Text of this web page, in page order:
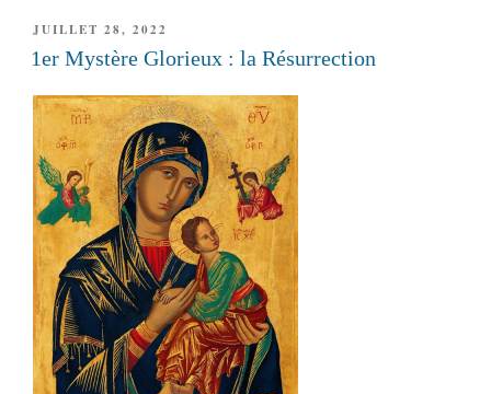
PUBLIÉ
LE
JUILLET 28, 2022
1er Mystère Glorieux : la Résurrection